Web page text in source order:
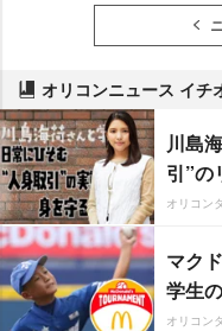
オリコンニュース イチ
川島
引”の
オリコン
マク
学生
オリコン